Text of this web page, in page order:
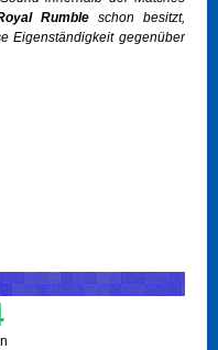
Rumble schon besitzt,
Eigenständigkeit gegenüber